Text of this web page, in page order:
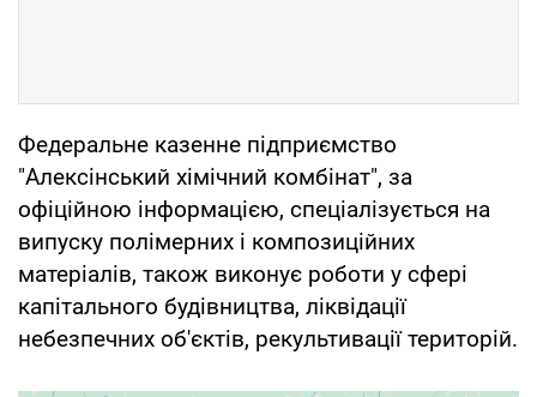
Федеральне казенне підприємство
"Алексінський хімічний комбінат", за
офіційною інформацією, спеціалізується на
випуску полімерних і композиційних
матеріалів, також виконує роботи у сфері
капітального будівництва, ліквідації
небезпечних об'єктів, рекультивації територій.